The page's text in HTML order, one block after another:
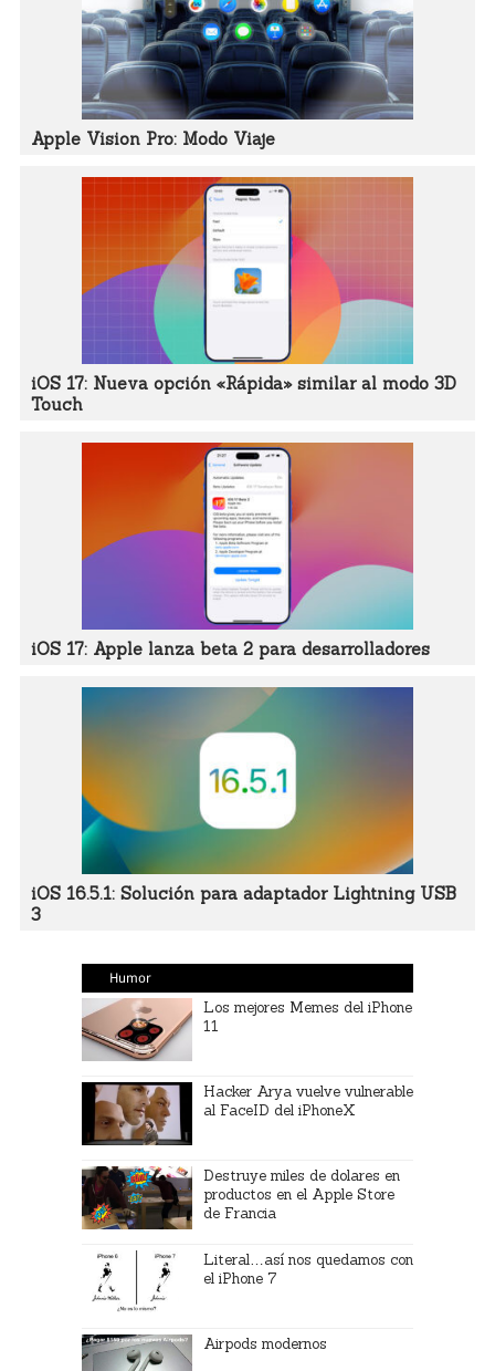
Apple Vision Pro: Modo Viaje
iOS 17: Nueva opción «Rápida» similar al modo 3D
Touch
iOS 17: Apple lanza beta 2 para desarrolladores
iOS 16.5.1: Solución para adaptador Lightning USB
3
Humor
Los mejores Memes del iPhone
11
Hacker Arya vuelve vulnerable
al FaceID del iPhoneX
Destruye miles de dolares en
productos en el Apple Store
de Francia
Literal…así nos quedamos con
el iPhone 7
Airpods modernos